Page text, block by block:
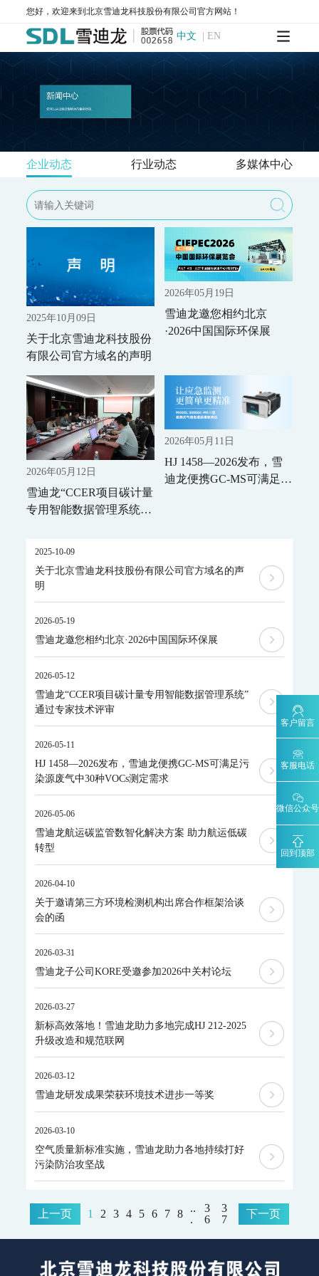
您好，欢迎来到北京雪迪龙科技股份有限公司官方网站！
中文 | EN
WQMS-900AI-数智化水质在线监测系统
WQMS-900E-简易式水质自动监测系统
WQMS-900S-小型式水质自动监测系统
WQMS-900F-浮标式水质自动监测系统
WCS-900W-水质移动监测系统
MODEL 9811-高锰酸盐指数水质在线自动监测仪
MODEL 9870-水质自动采样器
MODEL 2000-五参数水质在线自动监测仪
MODEL 9001-叶绿素a水质在线自动监测仪
MODEL 9002-藻密度水质在线自动监测仪
污染源水质监测系统
WWMS-900AI-数智化污染源水质在线监测系统
WWMS-900-污染源水质在线监测系统
MODEL 9810-化学需氧量（CODcr）水质在线自动监测仪
MODEL 9850-总氮水质在线自动监测仪
MODEL 2000-pH-水质在线自动监测仪
水质特征因子在线分析仪
MODEL 9880-水质生物综合毒性在线监测仪
WQMS-900HM-水中多参数重金属（XRF）在线监测系统
智慧监测监管平台
大气污染防治决策支持平台
水污染防治决策支持平台
城市环境应急指挥管理平台
智能环境综合监控平台
区县智慧环保平台
园区安全环保应急一体化监管平台
碳监测碳计量
碳排放监测系统
SCS-900M-船舶碳排放在线计量监测系统
温室气体监测系统
AQMS-900GHG-大气温室气体监测系统
AQMS-1100GHG-微型温室气体监测仪
T1320-气体滤波相关红外吸收法二氧化碳分析仪
碳计量数据管理系统
MODEL 2051-数字可信认证终端
MODEL 2052-碳排放计量数据管理终端
KYS-2000-CCER项目碳计量专用智能数据管理系统
碳监测碳计量管理平台
工业过程分析
MODEL 6000系列色谱分析仪
MODEL 6000Ex-防爆工业气相色谱仪 MODEL 6000-色谱分析仪
MODEL 1080系列气体分析仪
MODEL 1080-PO-磁氧分析仪
MODEL 1080-TCH-热导分析仪
MODEL 1080-EO-微量氧分析仪
MODEL 1080-TM-微量水分析仪
MODEL 4030系列激光分析仪
MODEL 4030Ex-激光气体分析仪
ORTHODYNE色谱分析仪
FID500/600系列-色谱分析仪
FID系列-火焰离子化+甲烷转换器色谱仪-ppb-ppm
FID系列-ORTHOPure HDID-ppt-ppb-ppm
ORTHODYNE气体分析仪
IR8000-红外分析仪
OZR8000-微量氧分析仪
THC8000-总碳氢分析仪 AZ8000-微量氮分析仪
分析小屋
普通/防爆型分析小屋
科学仪器
飞行时间二次离子质谱仪
飞行时间质谱仪
El-TOF MS-台式飞行时间质谱仪
MS-200-便携式飞行时间质谱仪
便携式分析仪
MODEL 3080PM-便携式β射线颗粒物监测仪
客户留言
客服电话
微信公众号
回到顶部
企业动态 行业动态 多媒体中心
2025年10月09日
关于北京雪迪龙科技股份
有限公司官方域名的声明
2026年05月19日
雪迪龙邀您相约北京
·2026中国国际环保展
2026年05月12日
雪迪龙“CCER项目碳计量
专用智能数据管理系统”
2026年05月11日
HJ 1458—2026发布，雪
迪龙便携GC-MS可满足污
2025-10-09
关于北京雪迪龙科技股份有限公司官方域名的声
明
2026-05-19
雪迪龙邀您相约北京·2026中国国际环保展
2026-05-12
雪迪龙“CCER项目碳计量专用智能数据管理系统”
通过专家技术评审
2026-05-11
HJ 1458—2026发布，雪迪龙便携GC-MS可满足污
染源废气中30种VOCs测定需求
2026-05-06
雪迪龙航运碳监管数智化解决方案 助力航运低碳
转型
2026-04-10
关于邀请第三方环境检测机构出席合作框架洽谈
会的函
2026-03-31
雪迪龙子公司KORE受邀参加2026中关村论坛
2026-03-27
新标高效落地！雪迪龙助力多地完成HJ 212-2025
升级改造和规范联网
2026-03-12
雪迪龙研发成果荣获环境技术进步一等奖
2026-03-10
空气质量新标准实施，雪迪龙助力各地持续打好
污染防治攻坚战
上一页 1 2 3 4 5 6 7 8
..
.
3
6
3
7
下一页